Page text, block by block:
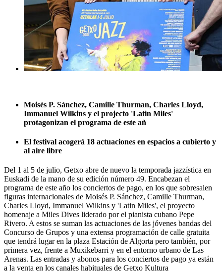
Moisés P. Sánchez, Camille Thurman, Charles Lloyd,
Immanuel Wilkins y el projecto 'Latin Miles'
protagonizan el programa de este añ
El festival acogerá 18 actuaciones en espacios a cubierto y
al aire libre
Del 1 al 5 de julio, Getxo abre de nuevo la temporada jazzística en
Euskadi de la mano de su edición número 49. Encabezan el
programa de este año los conciertos de pago, en los que sobresalen
figuras internacionales de Moisés P. Sánchez, Camille Thurman,
Charles Lloyd, Immanuel Wilkins y 'Latin Miles', el proyecto
homenaje a Miles Dives liderado por el pianista cubano Pepe
Rivero. A estos se suman las actuaciones de las jóvenes bandas del
Concurso de Grupos y una extensa programación de calle gratuita
que tendrá lugar en la plaza Estación de Algorta pero también, por
primera vez, frente a Muxikebarri y en el entorno urbano de Las
Arenas. Las entradas y abonos para los conciertos de pago ya están
a la venta en los canales habituales de Getxo Kultura